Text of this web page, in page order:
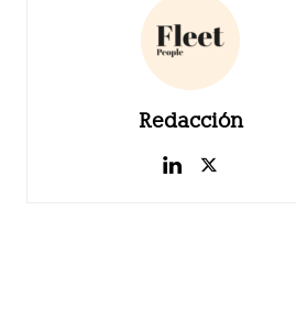
Redacción